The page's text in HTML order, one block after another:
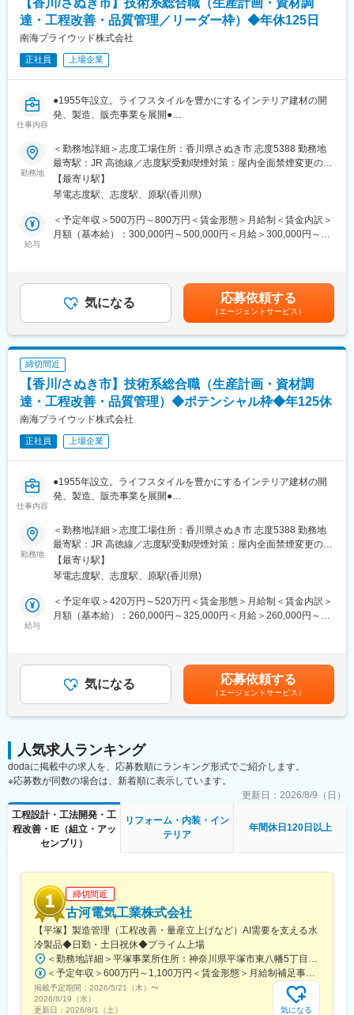
◆配属組織・働き方
・Campusノートをはじめとした中核事業である、
生産技術グループの配属です。
おいて、国内外の工場に赴き対応いただくことが多い役割です。
（週半分程度、時期によっては平日を通して出張が続く場合もあ
※緊急時の初動対応は工場側で行うため、休日夜間の呼び出しなし
※年に1回あるかないかの頻度で、土日や夏季休暇期間での設備搬
入を行う場合があります。
既存設備の導入や改善にとどまらず、新しい価値を生み出すため
の生産設備を一から構想し、形にしていくチャレンジ性の高い業
術力を高めることができます。
また、国内外の工場や関係部門と連携しながら、文具づくりを技
術面から支えることで、幅広い経験とスキルを身につけられる環
変更の範囲：会社の定める業務
【香川/さぬき市】技術系総合職（生産計画・資材調
達・工程改善・品質管理／リーダー枠）◆年休125日
南海プライウッド株式会社
正社員 上場企業
仕事内容
●1955年設立。ライフスタイルを豊かにするインテリア建材の開
発、製造、販売事業を展開●
■業務内容：
当社の製造部門において下記業務内容をお任せします。※部下マネ
ジメント業務含む。
また、リーダーシップを発揮し、部署間を横断するようなプロジ
ェクトの推進もお任せしていきます。
◇生産計画の立案：受注予測に基づく構築
◇資材調達・在庫管理：JIT実現に向けた最適化
◇工程改善：生産ラインの効率化とリードタイム短縮（重要度
付随して、海外子会社との供給調整や、自動化・省人化に向けた
最新テクノロジーの調査・導入支援、部門横断での納期・仕様調
整も行います。
間を設けており、安心してスタートできる環境です。
1955年設立。当社では、ライフスタイルを豊かにするインテリア
建材の開発、製造、販売事業を展開しています。原材料の調達か
工場内の生産設備の維持管理や新設備の導入稼動、品質管理の各
種実験なども自社内で完結しています。また、インドネシアにて
植林事業を展開し、地球とインドネシアの環境を保全するエコリ
ングシステムの構築にも注力しています。
■当社の魅力：
当社は、「人々の住空間はもっと快適になる」と信じて、インテ
しています。現在では、インテリア建材のなかでも特に「収納」
の分野において、経営革新に挑戦しています。
勤務地
＜勤務地詳細＞志度工場住所：香川県さぬき市 志度5388 勤務地
最寄駅：JR 高徳線／志度駅受動喫煙対策：屋内全面禁煙変更の範
囲：全国の当社拠点
【最寄り駅】
琴電志度駅、志度駅、原駅(香川県)
給与
＜予定年収＞500万円～800万円＜賃金形態＞月給制＜賃金内訳＞
月額（基本給）：300,000円～500,000円＜月給＞300,000円～
気になる 応募依頼する
（エージェントサービス）
締切間近
【香川/さぬき市】技術系総合職（生産計画・資材調
達・工程改善・品質管理）◆ポテンシャル枠◆年125休
南海プライウッド株式会社
正社員 上場企業
仕事内容
●1955年設立。ライフスタイルを豊かにするインテリア建材の開
発、製造、販売事業を展開●
■業務内容：
当社の製造部門において下記業務内容をお任せします。
将来的にはリーダーシップを発揮し、部署間を横断するようなプ
ロジェクトを推進していけるような方を募集しております。
適性に応じて以下業務いずれかをお任せします。
◇工程改善：生産ラインの効率化とリードタイム短縮（重要度
高）
◇品質基準の徹底：不具合削減に向けた取り組み
整も行います。
◎他業界からの転身者が多いため、業界知識のキャッチアップ期
間を設けており、安心してスタートできる環境です。
■当社について：
1955年設立。当社では、ライフスタイルを豊かにするインテリア
建材の開発、製造、販売事業を展開しています。原材料の調達か
種実験なども自社内で完結しています。また、インドネシアにて
植林事業を展開し、地球とインドネシアの環境を保全するエコリ
ングシステムの構築にも注力しています。
■当社の魅力：
当社は、「人々の住空間はもっと快適になる」と信じて、インテ
リア建材という新たな分野の開発を進めてまいりました。原材料
調達から販売までを一気通貫で行うことで、高いデザイン性を持
つ高耐久かつ高付加価値のインテリア建材を人々の住空間へ提供
勤務地
＜勤務地詳細＞志度工場住所：香川県さぬき市 志度5388 勤務地
最寄駅：JR 高徳線／志度駅受動喫煙対策：屋内全面禁煙変更の範
囲：全国の当社拠点
【最寄り駅】
琴電志度駅、志度駅、原駅(香川県)
給与
＜予定年収＞420万円～520万円＜賃金形態＞月給制＜賃金内訳＞
月額（基本給）：260,000円～325,000円＜月給＞260,000円～
気になる 応募依頼する
（エージェントサービス）
人気求人ランキング
dodaに掲載中の求人を、応募数順にランキング形式でご紹介します。
※応募数が同数の場合は、新着順に表示しています。
更新日： 2026/8/9（日）
工程設計・工法開発・工
程改善・IE（組立・アッ
センブリ）
リフォーム・内装・イン
テリア
年間休日120日以上
締切間近
古河電気工業株式会社
【平塚】製造管理（工程改善・量産立上げなど）AI需要を支える水
冷製品◆日勤・土日祝休◆プライム上場
＜勤務地詳細＞平塚事業所住所：神奈川県平塚市東八幡5丁目1番9号 勤務地最寄駅：JR湘南新宿ライン・東海道本線／平塚駅受動喫煙対策：屋内全面禁煙変更の範囲：会社の定める事業所
＜予定年収＞600万円～1,100万円＜賃金形態＞月給制補足事項なし＜賃金内訳＞月額（基本給）：300,000円～450,000円＜月給＞300,000円～450,000円＜昇給有無＞有＜残業手当＞有＜給与補足＞補足事項なし賃金はあくまでも目安の金額であり、選考を通じて上下する可能性があります。月給(月額)は固定手当を含めた表記です。
掲載予定期間： 2026/5/21（木） 〜
2026/8/19（水）
更新日： 2026/8/1（土） 気になる